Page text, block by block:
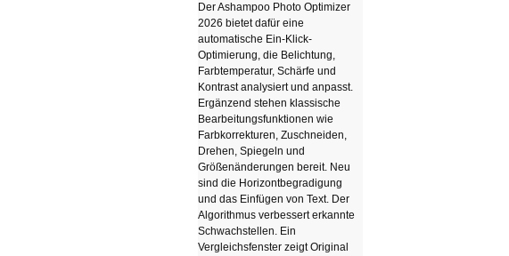
Der Ashampoo Photo Optimizer
2026 bietet dafür eine
automatische Ein-Klick-
Optimierung, die Belichtung,
Farbtemperatur, Schärfe und
Kontrast analysiert und anpasst.
Ergänzend stehen klassische
Bearbeitungsfunktionen wie
Farbkorrekturen, Zuschneiden,
Drehen, Spiegeln und
Größenänderungen bereit. Neu
sind die Horizontbegradigung
und das Einfügen von Text. Der
Algorithmus verbessert erkannte
Schwachstellen. Ein
Vergleichsfenster zeigt Original